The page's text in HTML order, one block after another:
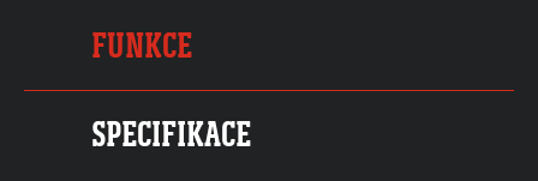
FUNKCE
SPECIFIKACE